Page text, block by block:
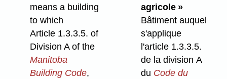
means a building
to which
Article 1.3.3.5. of
Division A of the
Manitoba
Building Code,
agricole »
Bâtiment auquel
s'applique
l'article 1.3.3.5.
de la division A
du Code du